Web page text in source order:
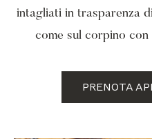
intagliati in trasparenza
come sul corpino con
PRENOTA